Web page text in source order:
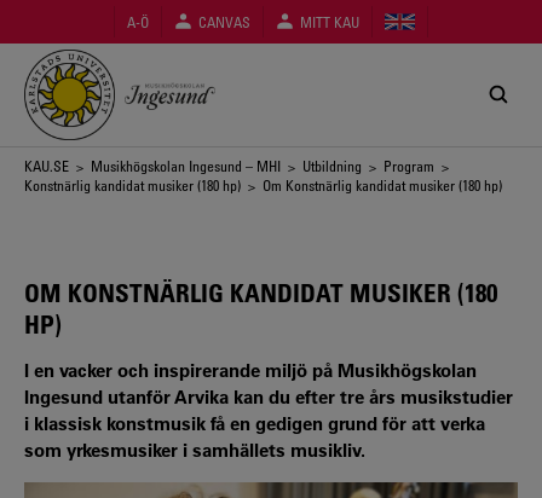
huvudinnehåll
A-Ö CANVAS MITT KAU
Länkstig
KAU.SE > Musikhögskolan Ingesund – MHI > Utbildning > Program >
Konstnärlig kandidat musiker (180 hp) > Om Konstnärlig kandidat musiker (180 hp)
OM KONSTNÄRLIG KANDIDAT MUSIKER (180
HP)
I en vacker och inspirerande miljö på Musikhögskolan
Ingesund utanför Arvika kan du efter tre års musikstudier
i klassisk konstmusik få en gedigen grund för att verka
som yrkesmusiker i samhällets musikliv.